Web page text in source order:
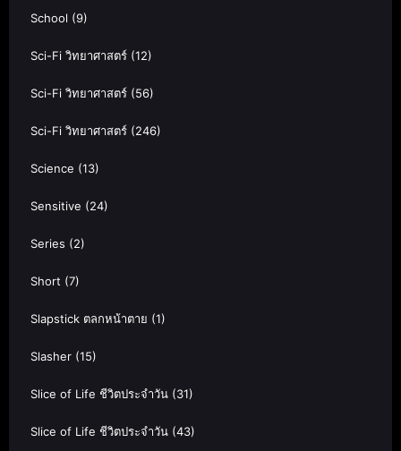
School (9)
Sci-Fi วิทยาศาสตร์ (12)
Sci-Fi วิทยาศาสตร์ (56)
Sci-Fi วิทยาศาสตร์ (246)
Science (13)
Sensitive (24)
Series (2)
Short (7)
Slapstick ตลกหน้าตาย (1)
Slasher (15)
Slice of Life ชีวิตประจำวัน (31)
Slice of Life ชีวิตประจำวัน (43)